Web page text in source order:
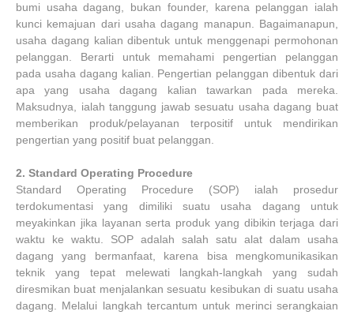
bumi usaha dagang, bukan founder, karena pelanggan ialah
kunci kemajuan dari usaha dagang manapun. Bagaimanapun,
usaha dagang kalian dibentuk untuk menggenapi permohonan
pelanggan. Berarti untuk memahami pengertian pelanggan
pada usaha dagang kalian. Pengertian pelanggan dibentuk dari
apa yang usaha dagang kalian tawarkan pada mereka.
Maksudnya, ialah tanggung jawab sesuatu usaha dagang buat
memberikan produk/pelayanan terpositif untuk mendirikan
pengertian yang positif buat pelanggan.
2. Standard Operating Procedure
Standard Operating Procedure (SOP) ialah prosedur
terdokumentasi yang dimiliki suatu usaha dagang untuk
meyakinkan jika layanan serta produk yang dibikin terjaga dari
waktu ke waktu. SOP adalah salah satu alat dalam usaha
dagang yang bermanfaat, karena bisa mengkomunikasikan
teknik yang tepat melewati langkah-langkah yang sudah
diresmikan buat menjalankan sesuatu kesibukan di suatu usaha
dagang. Melalui langkah tercantum untuk merinci serangkaian